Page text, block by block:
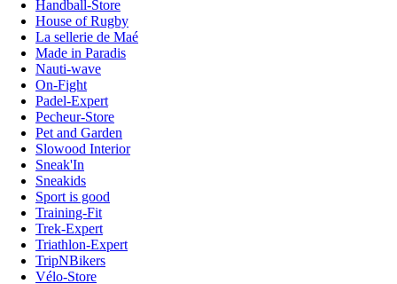
Handball-Store
House of Rugby
La sellerie de Maé
Made in Paradis
Nauti-wave
On-Fight
Padel-Expert
Pecheur-Store
Pet and Garden
Slowood Interior
Sneak'In
Sneakids
Sport is good
Training-Fit
Trek-Expert
Triathlon-Expert
TripNBikers
Vélo-Store